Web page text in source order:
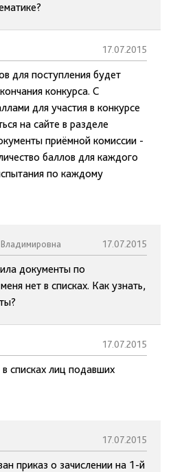
17.07.2015
для поступления будет
конкурса. С
для участия в конкурсе
на сайте в разделе
приёмной комиссии -
баллов для каждого
по каждому
17.07.2015
документы по
нет в списках. Как узнать,
17.07.2015
списках лиц подавших
17.07.2015
приказ о зачислении на 1-й